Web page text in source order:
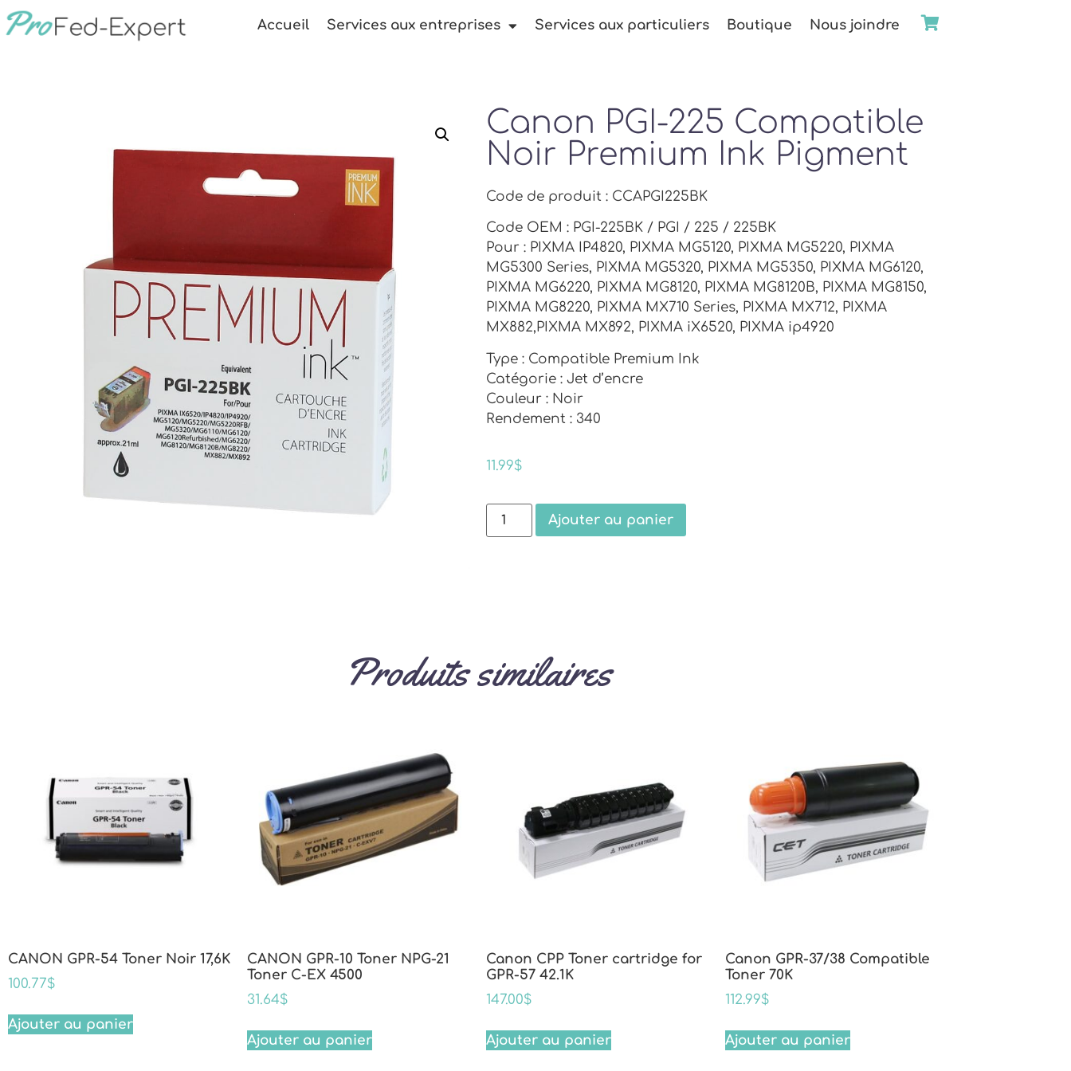
Accueil Services aux entreprises Services aux particuliers Boutique Nous joindre
Canon PGI-225 Compatible
Noir Premium Ink Pigment
Code de produit : CCAPGI225BK
Code OEM : PGI-225BK / PGI / 225 / 225BK
Pour : PIXMA IP4820, PIXMA MG5120, PIXMA MG5220, PIXMA
MG5300 Series, PIXMA MG5320, PIXMA MG5350, PIXMA MG6120,
PIXMA MG6220, PIXMA MG8120, PIXMA MG8120B, PIXMA MG8150,
PIXMA MG8220, PIXMA MX710 Series, PIXMA MX712, PIXMA
MX882,PIXMA MX892, PIXMA iX6520, PIXMA ip4920
Type : Compatible Premium Ink
Catégorie : Jet d’encre
Couleur : Noir
Rendement : 340
11.99$
Ajouter au panier
Produits similaires
CANON GPR-54 Toner Noir 17,6K
100.77$
Ajouter au panier
CANON GPR-10 Toner NPG-21
Toner C-EX 4500
31.64$
Ajouter au panier
Canon CPP Toner cartridge for
GPR-57 42.1K
147.00$
Ajouter au panier
Canon GPR-37/38 Compatible
Toner 70K
112.99$
Ajouter au panier